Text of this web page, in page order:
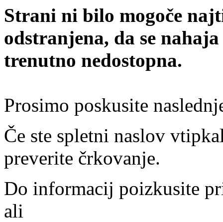
Strani ni bilo mogoče
odstranjena, da se
trenutno nedostopna.
Prosimo poskusite
Če ste spletni naslov
preverite črkovanje.
Do informacij poizkusite
ali